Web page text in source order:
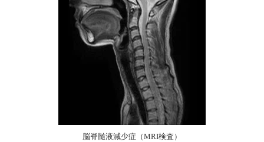
脳脊髄液減少症（MRI検査）